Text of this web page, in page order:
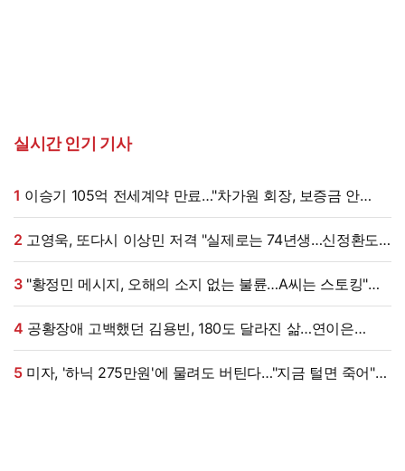
실시간 인기 기사
1
주면 법적 조치"
2
나중에 알고 욕해"
3"황정민 메시지, 오해의 소지 없는 불륜…A씨는 스토킹"
현직 변호사 해석 [엑's 이슈]
4
겹경사
5미자, '하닉 275만원'에 물려도 버틴다…"지금 털면 죽어"